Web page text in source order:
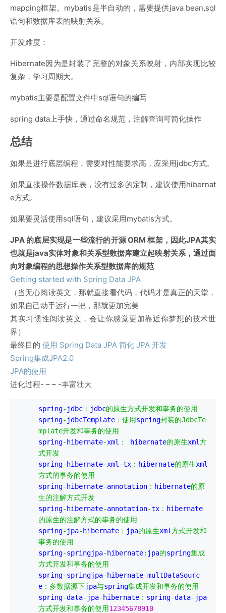
mapping框架。mybatis是半自动的，需要提供java bean,sql
语句和数据库表的映射关系。
开发难度：
Hibernate因为是封装了完整的对象关系映射，内部实现比较
复杂，学习周期大。
mybatis主要是配置文件中sql语句的编写
spring data上手快，通过命名规范，注解查询可简化操作
总结
如果是进行底层编程，需要对性能要求高，应采用jdbc方式。
如果直接操作数据库表，没有过多的定制，建议使用hibernat
e方式。
如果要灵活使用sql语句，建议采用mybatis方式。
JPA 的底层实现是一些流行的开源 ORM 框架，因此JPA其实
也就是java实体对象和关系型数据库建立起映射关系，通过面
向对象编程的思想操作关系型数据库的规范
Getting started with Spring Data JPA
（当无心阅读英文，那就直接看代码，代码才是真正的天堂，
如果自己动手运行一把，那就更加完美
其实习惯性阅读英文，会让你感觉更加靠近你梦想的技术世
界）
最终目的 使用 Spring Data JPA 简化 JPA 开发
Spring集成JPA2.0
JPA的使用
进化过程- – – -丰富壮大
spring- jdbc ： jdbc的原生方式开发和事务的使用
spring- jdbcTemplate ：使用spring封装的JdbcTe
mplate开发和事务的使用
spring- hibernate-xml ： hibernate的原生xml方
式开发
spring- hibernate-xml -tx ： hibernate的原生xml
方式的事务的使用
spring- hibernate-annotation ： hibernate的原
生的注解方式开发
spring- hibernate-annotation-tx ： hibernate
的原生的注解方式的事务的使用
spring- jpa- hibernate ： jpa的原生xml方式开发和
事务的使用
spring-springjpa- hibernate: jpa的spring集成
方式开发和事务的使用
spring-springjpa- hibernate-multDataSourc
e ：多数据源下jpa与spring集成开发和事务的使用
spring-data- jpa- hibernate ： spring-data- jpa
方式开发和事务的使用12345678910